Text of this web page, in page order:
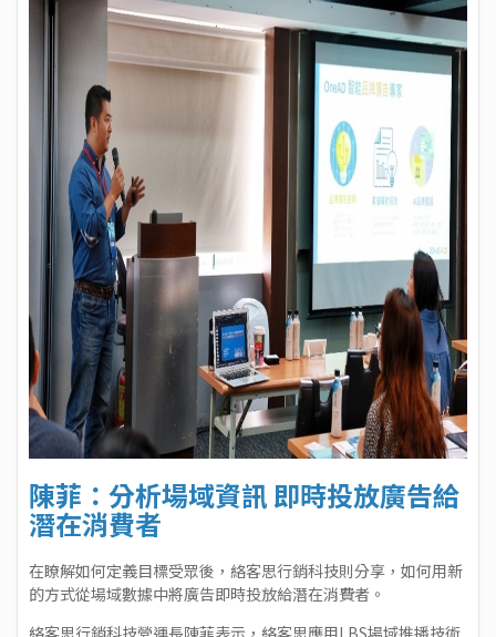
陳菲：分析場域資訊 即時投放廣告給
潛在消費者
在瞭解如何定義目標受眾後，絡客思行銷科技則分享，如何用新
的方式從場域數據中將廣告即時投放給潛在消費者。